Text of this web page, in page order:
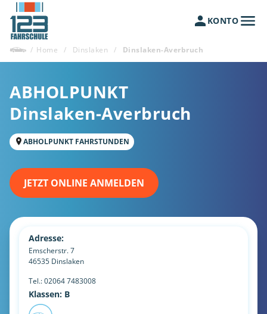
KONTO
/ Home / Dinslaken / Dinslaken-Averbruch
ABHOLPUNKT
Dinslaken-Averbruch
ABHOLPUNKT FAHRSTUNDEN
JETZT ONLINE ANMELDEN
Adresse:
Emscherstr. 7
46535 Dinslaken
Tel.:02064 7483008
Klassen: B